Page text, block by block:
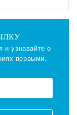
и узнавайте о
первыми.